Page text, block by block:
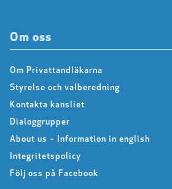
Om oss
Om Privattandläkarna
Styrelse och valberedning
Kontakta kansliet
Dialoggrupper
About us – Information in english
Integritetspolicy
Följ oss på Facebook